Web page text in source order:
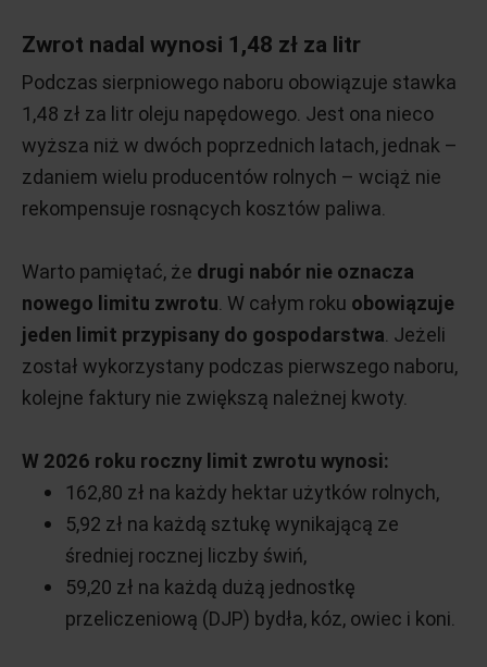
Zwrot nadal wynosi 1,48 zł za litr
Podczas sierpniowego naboru obowiązuje stawka
1,48 zł za litr oleju napędowego. Jest ona nieco
wyższa niż w dwóch poprzednich latach, jednak –
zdaniem wielu producentów rolnych – wciąż nie
rekompensuje rosnących kosztów paliwa.
Warto pamiętać, że drugi nabór nie oznacza
nowego limitu zwrotu. W całym roku obowiązuje
jeden limit przypisany do gospodarstwa. Jeżeli
został wykorzystany podczas pierwszego naboru,
kolejne faktury nie zwiększą należnej kwoty.
W 2026 roku roczny limit zwrotu wynosi:
162,80 zł na każdy hektar użytków rolnych,
5,92 zł na każdą sztukę wynikającą ze
średniej rocznej liczby świń,
59,20 zł na każdą dużą jednostkę
przeliczeniową (DJP) bydła, kóz, owiec i koni.